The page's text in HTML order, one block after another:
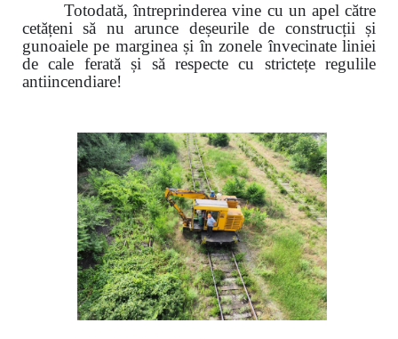
Totodată, întreprinderea vine cu un apel către
cetățenisă nu arunce deșeurile de construcții și
gunoaiele pe marginea și în zonele învecinateliniei
de cale ferată și să respecte cu strictețe regulile
antiincendiare!